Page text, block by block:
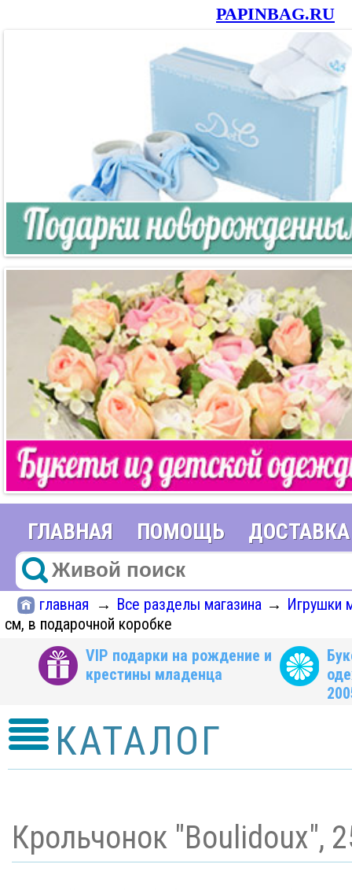
PAPINBAG.RU
ГЛАВНАЯ ПОМОЩЬ ДОСТАВКА
главная → Все разделы магазина → Игрушки
см, в подарочной коробке
VIP подарки на рождение и
крестины младенца
КАТАЛОГ
Крольчонок "Boulidoux",